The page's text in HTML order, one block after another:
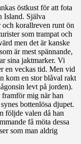
östkust för att fota
Island. Själva
och korallreven runt ön
som trampat och
men det är kanske
är mest spännande,
sina jaktmarker. Vi
en veckas tid. Men vid
kom en stor blåval rakt
levt på jorden).
framför mig när han
bottenlösa djupet.
följde valen då han
få möta dessa
som man aldrig